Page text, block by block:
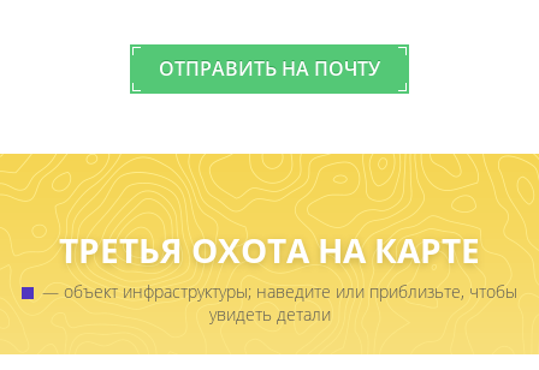
ОТПРАВИТЬ НА ПОЧТУ
ТРЕТЬЯ ОХОТА НА КАРТЕ
— объект инфраструктуры; наведите или приблизьте, чтобы
увидеть детали